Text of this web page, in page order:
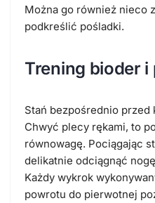
Można go również nieco
podkreślić pośladki.
Trening bioder
Stań bezpośrednio przed
Chwyć plecy rękami, to
równowagę. Pociągając
delikatnie odciągnąć
Każdy wykrok
powrotu do pierwotnej